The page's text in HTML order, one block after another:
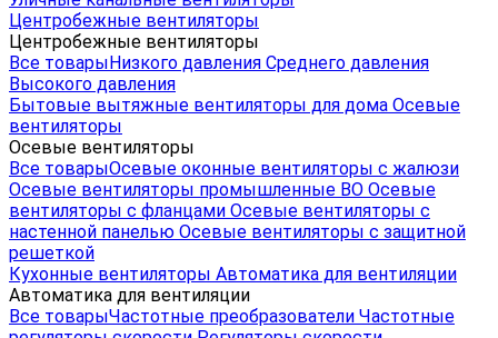
Центробежные вентиляторы
Центробежные вентиляторы
Все товарыНизкого давления Среднего давления
Высокого давления
Бытовые вытяжные вентиляторы для дома Осевые
вентиляторы
Осевые вентиляторы
Все товарыОсевые оконные вентиляторы с жалюзи
Осевые вентиляторы промышленные ВО Осевые
вентиляторы с фланцами Осевые вентиляторы с
настенной панелью Осевые вентиляторы с защитной
решеткой
Кухонные вентиляторы Автоматика для вентиляции
Автоматика для вентиляции
Все товарыЧастотные преобразователи Частотные